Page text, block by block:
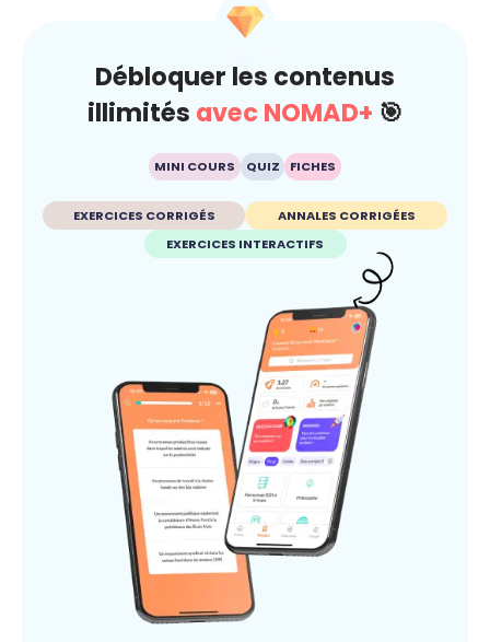
Débloquer les contenus
illimités avec NOMAD+ 🎯
MINI COURS QUIZ FICHES
EXERCICES CORRIGÉS
ANNALES CORRIGÉES
EXERCICES INTERACTIFS